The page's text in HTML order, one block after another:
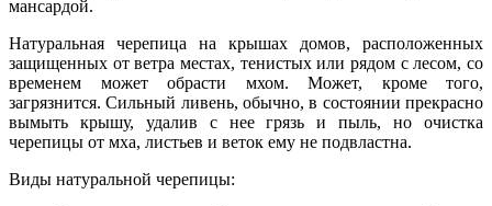
мансардой.
Натуральная черепица на крышах домов, расположенных
защищенных от ветра местах, тенистых или рядом с лесом, со
временем может обрасти мхом. Может, кроме того,
загрязнится. Сильный ливень, обычно, в состоянии прекрасно
вымыть крышу, удалив с нее грязь и пыль, но очистка
черепицы от мха, листьев и веток ему не подвластна.
Виды натуральной черепицы: